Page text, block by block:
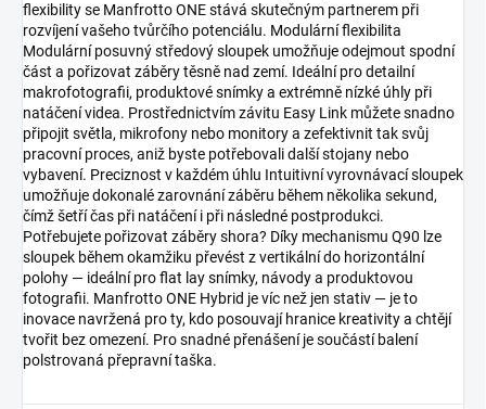
flexibility se Manfrotto ONE stává skutečným partnerem při
rozvíjení vašeho tvůrčího potenciálu. Modulární flexibilita
Modulární posuvný středový sloupek umožňuje odejmout spodní
část a pořizovat záběry těsně nad zemí. Ideální pro detailní
makrofotografii, produktové snímky a extrémně nízké úhly při
natáčení videa. Prostřednictvím závitu Easy Link můžete snadno
připojit světla, mikrofony nebo monitory a zefektivnit tak svůj
pracovní proces, aniž byste potřebovali další stojany nebo
vybavení. Preciznost v každém úhlu Intuitivní vyrovnávací sloupek
umožňuje dokonalé zarovnání záběru během několika sekund,
čímž šetří čas při natáčení i při následné postprodukci.
Potřebujete pořizovat záběry shora? Díky mechanismu Q90 lze
sloupek během okamžiku převést z vertikální do horizontální
polohy — ideální pro flat lay snímky, návody a produktovou
fotografii. Manfrotto ONE Hybrid je víc než jen stativ — je to
inovace navržená pro ty, kdo posouvají hranice kreativity a chtějí
tvořit bez omezení. Pro snadné přenášení je součástí balení
polstrovaná přepravní taška.